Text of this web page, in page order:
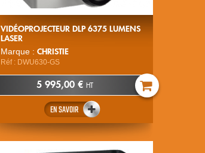
VIDÉOPROJECTEUR DLP 6375 LUMENS
LASER
Marque : CHRISTIE
Réf : DWU630-GS
5 995,00 € HT
EN SAVOIR